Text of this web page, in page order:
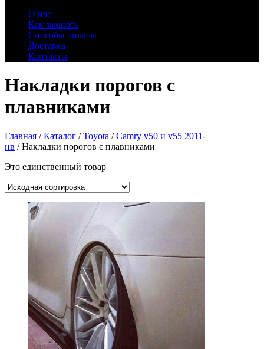
О нас
Как заказать
Способы оплаты
Доставка
Контакты
Накладки порогов с
плавниками
Главная /Каталог /Toyota /Camry v50 и v55 2011-
нв / Накладки порогов с плавниками
Это единственный товар